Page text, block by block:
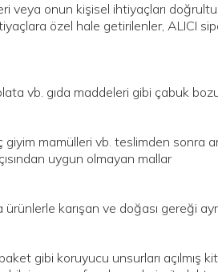
veya onun kişisel ihtiyaçları
özel hale getirilenler, ALICI
vb. gıda maddeleri gibi çabuk
mamülleri vb. teslimden sonra
uygun olmayan mallar
karışan ve doğası gereği
gibi koruyucu unsurları açılmış